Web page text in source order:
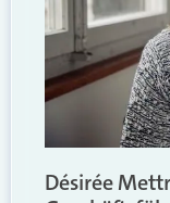
Désirée